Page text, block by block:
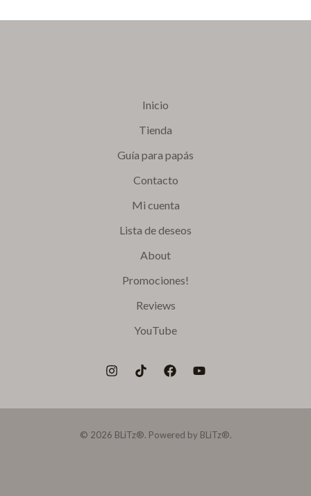
Inicio
Tienda
Guía para papás
Contacto
Mi cuenta
Lista de deseos
About
Promociones!
Reviews
YouTube
© 2026 BLiTz®. Powered by BLiTz®.